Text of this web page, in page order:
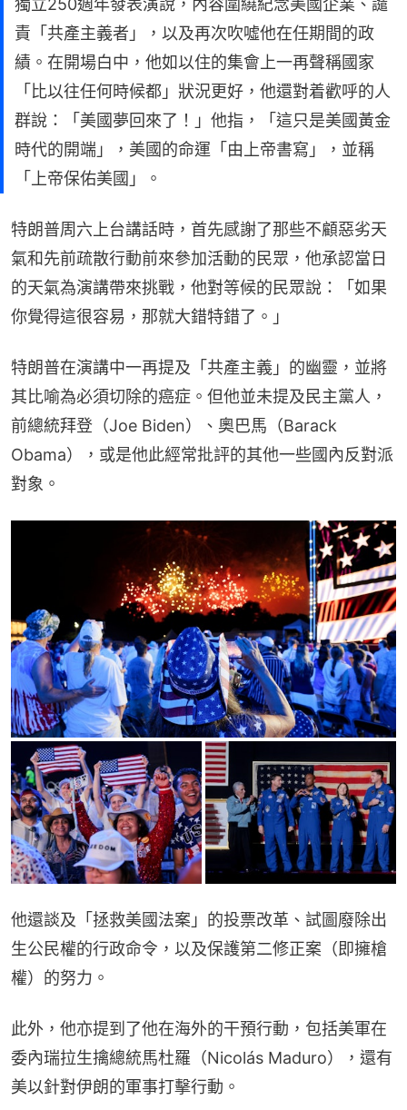
獨立250週年發表演說，內容圍繞紀念美國企業、譴
責「共產主義者」，以及再次吹噓他在任期間的政
績。在開場白中，他如以住的集會上一再聲稱國家
「比以往任何時候都」狀況更好，他還對着歡呼的人
群說：「美國夢回來了！」他指，「這只是美國黃金
時代的開端」，美國的命運「由上帝書寫」，並稱
「上帝保佑美國」。
特朗普周六上台講話時，首先感謝了那些不顧惡劣天
氣和先前疏散行動前來參加活動的民眾，他承認當日
的天氣為演講帶來挑戰，他對等候的民眾說：「如果
你覺得這很容易，那就大錯特錯了。」
特朗普在演講中一再提及「共產主義」的幽靈，並將
其比喻為必須切除的癌症。但他並未提及民主黨人，
前總統拜登（Joe Biden）、奧巴馬（Barack
Obama），或是他此經常批評的其他一些國內反對派
對象。
他還談及「拯救美國法案」的投票改革、試圖廢除出
生公民權的行政命令，以及保護第二修正案（即擁槍
權）的努力。
此外，他亦提到了他在海外的干預行動，包括美軍在
委內瑞拉生擒總統馬杜羅（Nicolás Maduro），還有
美以針對伊朗的軍事打擊行動。